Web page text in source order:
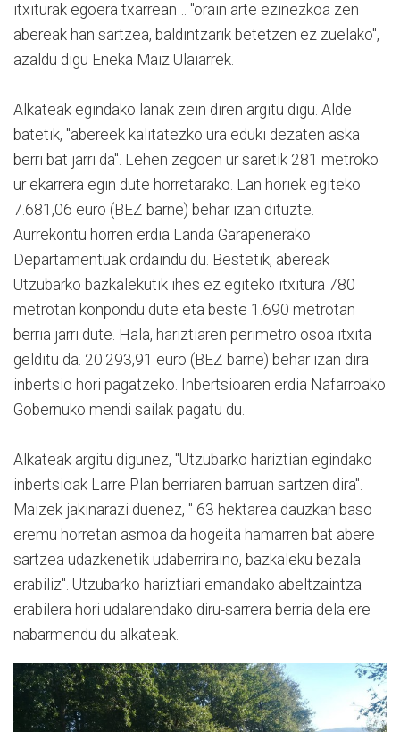
itxiturak egoera txarrean… "orain arte ezinezkoa zen
abereak han sartzea, baldintzarik betetzen ez zuelako",
azaldu digu Eneka Maiz Ulaiarrek.
Alkateak egindako lanak zein diren argitu digu. Alde
batetik, "abereek kalitatezko ura eduki dezaten aska
berri bat jarri da". Lehen zegoen ur saretik 281 metroko
ur ekarrera egin dute horretarako. Lan horiek egiteko
7.681,06 euro (BEZ barne) behar izan dituzte.
Aurrekontu horren erdia Landa Garapenerako
Departamentuak ordaindu du. Bestetik, abereak
Utzubarko bazkalekutik ihes ez egiteko itxitura 780
metrotan konpondu dute eta beste 1.690 metrotan
berria jarri dute. Hala, hariztiaren perimetro osoa itxita
gelditu da. 20.293,91 euro (BEZ barne) behar izan dira
inbertsio hori pagatzeko. Inbertsioaren erdia Nafarroako
Gobernuko mendi sailak pagatu du.
Alkateak argitu digunez, "Utzubarko hariztian egindako
inbertsioak Larre Plan berriaren barruan sartzen dira".
Maizek jakinarazi duenez, " 63 hektarea dauzkan baso
eremu horretan asmoa da hogeita hamarren bat abere
sartzea udazkenetik udaberriraino, bazkaleku bezala
erabiliz". Utzubarko hariztiari emandako abeltzaintza
erabilera hori udalarendako diru-sarrera berria dela ere
nabarmendu du alkateak.